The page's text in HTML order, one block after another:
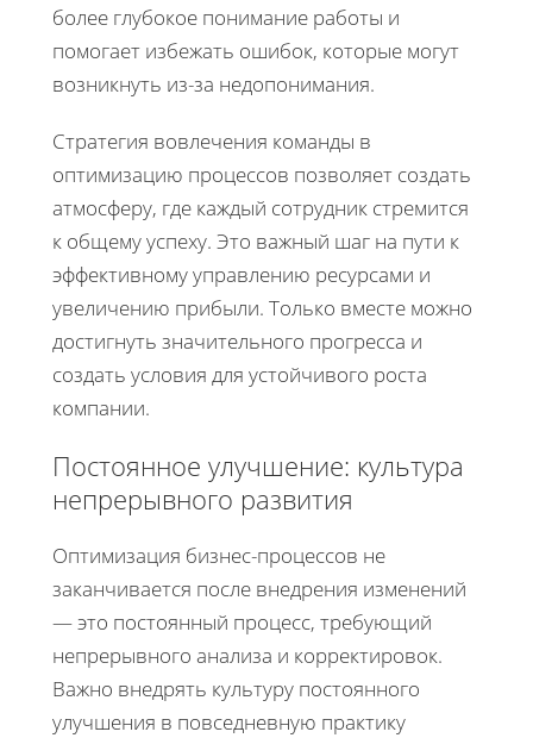
более глубокое понимание работы и
помогает избежать ошибок, которые могут
возникнуть из-за недопонимания.
Стратегия вовлечения команды в
оптимизацию процессов позволяет создать
атмосферу, где каждый сотрудник стремится
к общему успеху. Это важный шаг на пути к
эффективному управлению ресурсами и
увеличению прибыли. Только вместе можно
достигнуть значительного прогресса и
создать условия для устойчивого роста
компании.
Постоянное улучшение: культура
непрерывного развития
Оптимизация бизнес-процессов не
заканчивается после внедрения изменений
— это постоянный процесс, требующий
непрерывного анализа и корректировок.
Важно внедрять культуру постоянного
улучшения в повседневную практику